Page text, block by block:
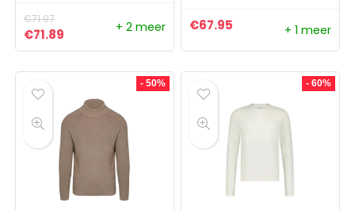
€71.97
Oorspronkelijke prijs was: €71.97.
€71.89 Huidige prijs is: €71.89.
+ 2 meer €67.95 + 1 meer
- 50% - 60%